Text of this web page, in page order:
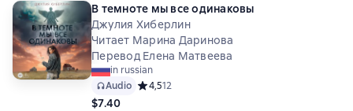
В темноте мы все одинаковы
Джулия Хиберлин
Читает Марина Даринова
Перевод Елена Матвеева
in russian
Audio Средний рейтинг 4,5 на основе 12 оценок
4,512
$7.40